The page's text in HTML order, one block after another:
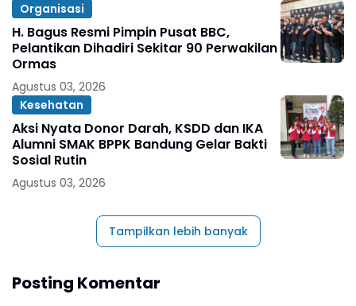
Organisasi
H. Bagus Resmi Pimpin Pusat BBC,
Pelantikan Dihadiri Sekitar 90 Perwakilan
Ormas
Agustus 03, 2026
Kesehatan
Aksi Nyata Donor Darah, KSDD dan IKA
Alumni SMAK BPPK Bandung Gelar Bakti
Sosial Rutin
Agustus 03, 2026
Tampilkan lebih banyak
Posting Komentar